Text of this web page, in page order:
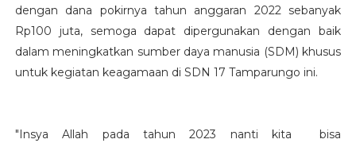
dengan dana pokirnya tahun anggaran 2022 sebanyak
Rp100 juta, semoga dapat dipergunakan dengan baik
dalam meningkatkan sumber daya manusia (SDM) khusus
untuk kegiatan keagamaan di SDN 17 Tamparungo ini.
"Insya Allah pada tahun 2023 nanti kita bisa